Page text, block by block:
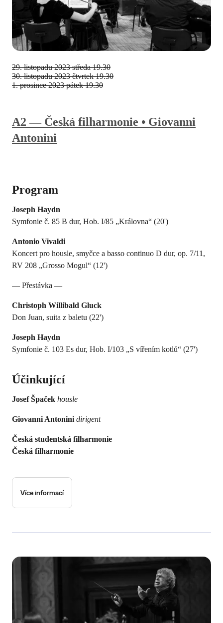
A2 — Česká filharmonie • Giovanni
Antonini
Program
Joseph Haydn
Symfonie č. 85 B dur, Hob. I/85 „Královna“ (20')
Antonio Vivaldi
Koncert pro housle, smyčce a basso continuo D dur, op. 7/11,
RV 208 „Grosso Mogul“ (12')
— Přestávka —
Christoph Willibald Gluck
Don Juan, suita z baletu (22')
Joseph Haydn
Symfonie č. 103 Es dur, Hob. I/103 „S vířením kotlů“ (27')
Účinkující
Josef Špaček housle
Giovanni Antonini dirigent
Česká studentská filharmonie
Česká filharmonie
29. listopadu 2023 středa 19.30
30. listopadu 2023 čtvrtek 19.30
1. prosince 2023 pátek 19.30
Více informací